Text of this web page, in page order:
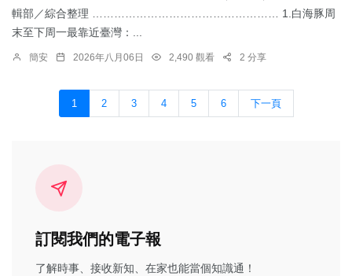
輯部／綜合整理 …………………………………………… 1.​白海豚周
末至下周一最靠近臺灣：...
簡安 2026年八月06日 2,490 觀看 2 分享
1 2 3 4 5 6 下一頁
訂閱我們的電子報
了解時事、接收新知、在家也能當個知識通！